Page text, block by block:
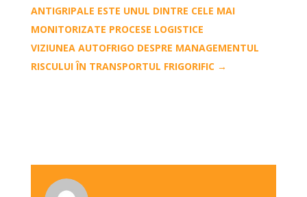
ANTIGRIPALE ESTE UNUL DINTRE CELE MAI
MONITORIZATE PROCESE LOGISTICE
VIZIUNEA AUTOFRIGO DESPRE MANAGEMENTUL
RISCULUI ÎN TRANSPORTUL FRIGORIFIC→